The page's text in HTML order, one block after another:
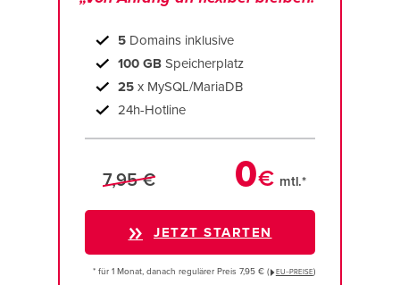
5 Domains inklusive
100 GB Speicherplatz
25 x MySQL/MariaDB
24h-Hotline
7,95 € 0€ mtl.*
JETZT STARTEN
* für 1 Monat, danach regulärer Preis 7,95 € ( EU−PREISE)